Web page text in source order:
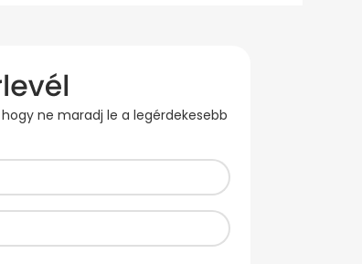
ne maradj le a legérdekesebb